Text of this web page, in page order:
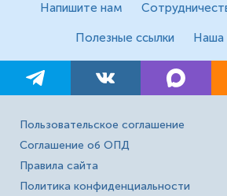
Напишите нам
Полезные ссылки Наша
Пользовательское соглашение
Соглашение об ОПД
Правила сайта
Политика конфиденциальности